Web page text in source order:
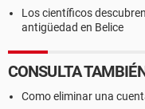
Los científicos
antigüedad en Belice
CONSULTA
Como eliminar una